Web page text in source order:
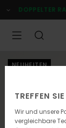
zur
Produktinformation
DOPPELTER
NEUHEITEN
TREFFEN
Wir und unsere
vergleichbare